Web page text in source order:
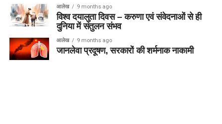
आलेख 9 months ago
विश्व दयालुता दिवस – करुणा एवं संवेदनाओं से ही
दुनिया में संतुलन संभव
आलेख 9 months ago
जानलेवा प्रदूषण, सरकारों की शर्मनाक नाकामी